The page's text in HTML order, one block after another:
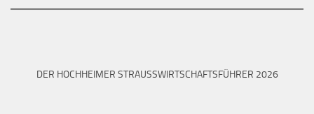
DER HOCHHEIMER STRAUSSWIRTSCHAFTSFÜHRER 2026